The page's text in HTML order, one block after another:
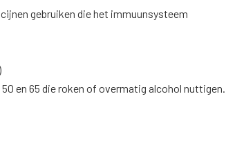
gebruiken die het immuunsysteem
en 65 die roken of overmatig alcohol nuttigen.